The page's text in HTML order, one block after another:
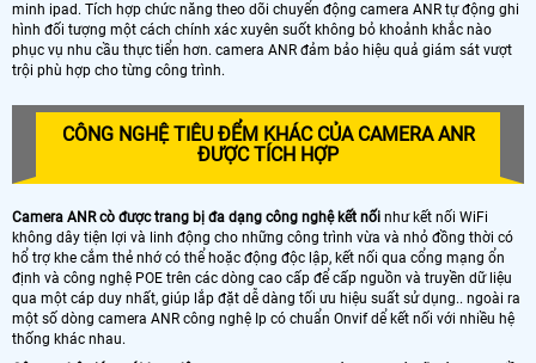
minh ipad. Tích hợp chức năng theo dõi chuyển động camera ANR tự động ghi
hình đối tượng một cách chính xác xuyên suốt không bỏ khoảnh khắc nào
phục vụ nhu cầu thực tiển hơn. camera ANR đảm bảo hiệu quả giám sát vượt
trội phù hợp cho từng công trình.
CÔNG NGHỆ TIÊU ĐỂM KHÁC CỦA CAMERA ANR
ĐƯỢC TÍCH HỢP
Camera ANR cò được trang bị đa dạng công nghệ kết nối như kết nối WiFi
không dây tiện lợi và linh động cho những công trình vừa và nhỏ đồng thời có
hổ trợ khe cắm thẻ nhớ có thể hoặc động độc lập, kết nối qua cổng mạng ổn
định và công nghệ POE trên các dòng cao cấp để cấp nguồn và truyền dữ liệu
qua một cáp duy nhất, giúp lắp đặt dễ dàng tối ưu hiệu suất sử dụng.. ngoài ra
một số dòng camera ANR công nghệ Ip có chuẩn Onvif dể kết nối với nhiều hệ
thống khác nhau.